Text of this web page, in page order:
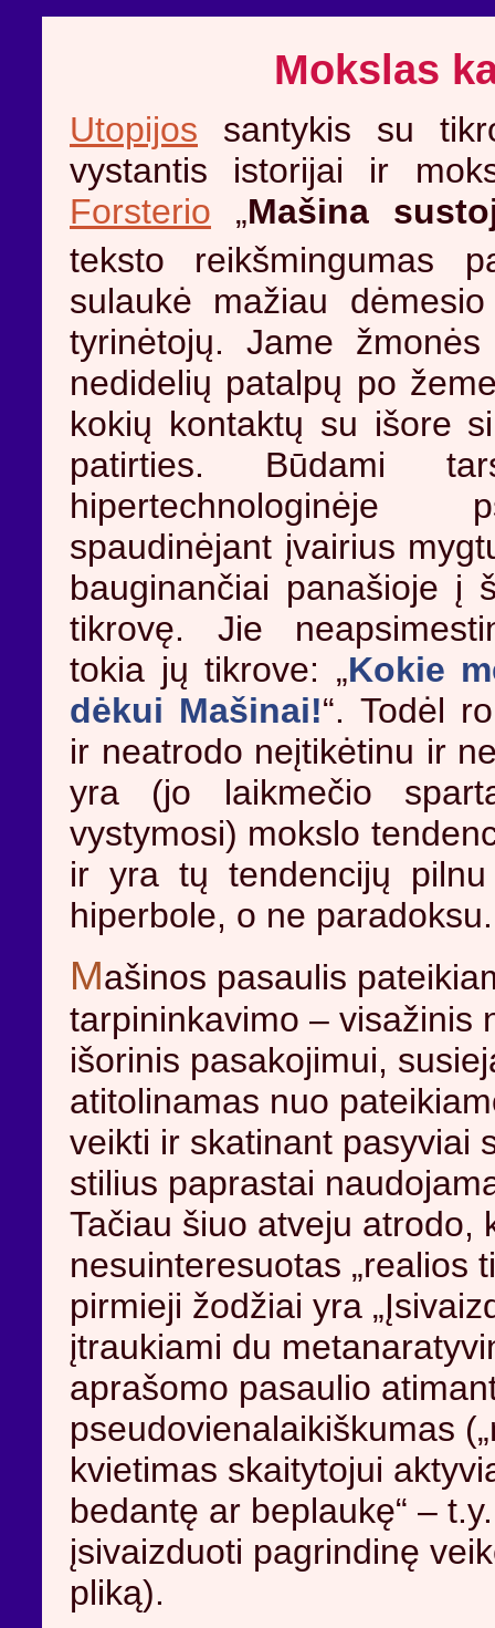
Mokslas
Utopijos santykis su
vystantis istorijai ir
Forsterio „Mašina
teksto reikšmingumas
sulaukė mažiau
tyrinėtojų. Jame
nedidelių patalpų po
kokių kontaktų su išore
patirties. Būdami
hipertechnologinėje
spaudinėjant įvairius
bauginančiai panašioje į
tikrovę. Jie
tokia jų tikrove: „Kokie
dėkui Mašinai!“. Todėl
ir neatrodo neįtikėtinu ir
yra (jo laikmečio
vystymosi) mokslo
ir yra tų tendencijų pilnu
hiperbole, o ne paradoksu.
Mašinos pasaulis
tarpininkavimo – visažinis
išorinis pasakojimui,
atitolinamas nuo
veikti ir skatinant pasyviai
stilius paprastai
Tačiau šiuo atveju atrodo,
nesuinteresuotas „realios
pirmieji žodžiai yra
įtraukiami du
aprašomo pasaulio
pseudovienalaikiškumas
kvietimas skaitytojui
bedantę ar beplaukę“ –
įsivaizduoti pagrindinę
pliką).